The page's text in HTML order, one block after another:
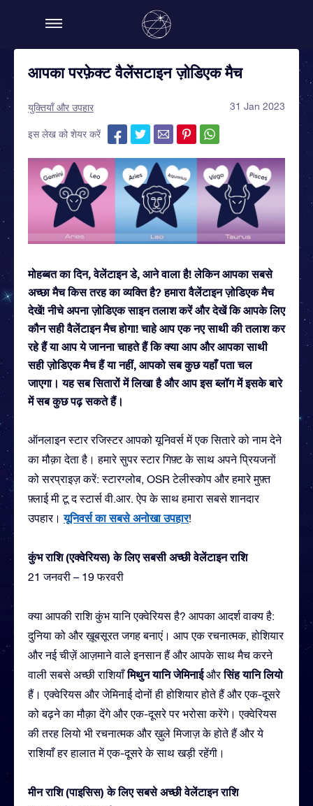
आपका परफ़ेक्ट वैलेंसटाइन ज़ोडिएक मैच
युक्तियाँ और उपहार 31 Jan 2023
इस लेख को शेयर करें
मोहब्बत का दिन, वेलेंटाइन डे, आने वाला है! लेकिन आपका सबसे
अच्छा मैच किस तरह का व्यक्ति है? हमारा वैलेंटाइन ज़ोडिएक मैच
देखें! नीचे अपना ज़ोडिएक साइन तलाश करें और देखें कि आपके लिए
कौन सही वैलेंटाइन मैच होगा! चाहे आप एक नए साथी की तलाश कर
रहे हैं या आप ये जानना चाहते हैं कि क्या आप और आपका साथी
सही ज़ोडिएक मैच हैं या नहीं, आपको सब कुछ यहाँ पता चल
जाएगा। यह सब सितारों में लिखा है और आप इस ब्लॉग में इसके बारे
में सब कुछ पढ़ सकते हैं।
ऑनलाइन स्टार रजिस्टर आपको यूनिवर्स में एक सितारे को नाम देने
का मौक़ा देता है। हमारे सुपर स्टार गिफ़्ट के साथ अपने प्रियजनों
को सरप्राइज़ करें: स्टारग्लोब, OSR टेलीस्कोप और हमारे मुफ़्त
फ़्लाई मी टू द स्टार्स वी.आर. ऐप के साथ हमारा सबसे शानदार
उपहार।यूनिवर्स का सबसे अनोखा उपहार!
कुंभ राशि (एक्वेरियस) के लिए सबसी अच्छी वेलेंटाइन राशि
21 जनवरी – 19 फरवरी
क्या आपकी राशि कुंभ यानि एक्वेरियस है? आपका आदर्श वाक्य है:
दुनिया को और ख़ूबसूरत जगह बनाएं। आप एक रचनात्मक, होशियार
और नई चीज़ें आज़माने वाले इनसान हैं और आपके साथ मैच करने
वाली सबसे अच्छी राशियाँमिथुन यानि जेमिनाईऔरसिंह यानि लियो
हैं। एक्वेरियस और जेमिनाई दोनों ही होशियार होते हैं और एक-दूसरे
को बढ़ने का मौक़ा देंगे और एक-दूसरे पर भरोसा करेंगे। एक्वेरियस
की तरह लियो भी रचनात्मक और ख़ुले मिजाज़ के होते हैं और ये
राशियाँ हर हालात में एक-दूसरे के साथ खड़ी रहेंगी।
मीन राशि (पाइसिस) के लिए सबसे अच्छी वेलेंटाइन राशि